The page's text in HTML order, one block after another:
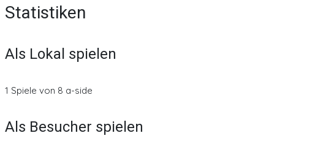
Statistiken
Als Lokal spielen
1 Spiele von 8 a-side
Als Besucher spielen